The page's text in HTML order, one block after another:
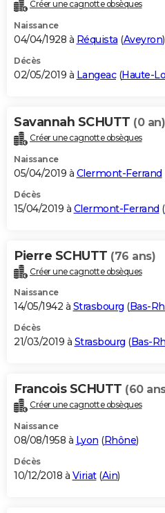
Créer une cagnotte obsèques
Naissance
04/04/1928 à Réquista (Aveyron)
Décès
02/05/2019 à Langeac(Haute-
Savannah SCHUTT (0 an)
Créer une cagnotte obsèques
Naissance
05/04/2019 à Clermont-Ferrand
Décès
15/04/2019 à Clermont-Ferrand (
Pierre SCHUTT (76 ans)
Créer une cagnotte obsèques
Naissance
14/05/1942 à Strasbourg (Bas-
Décès
21/03/2019 à Strasbourg (Bas-
Francois SCHUTT (60
Créer une cagnotte obsèques
Naissance
08/08/1958 à Lyon (Rhône)
Décès
10/12/2018 à Viriat(Ain)